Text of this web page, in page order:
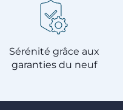
Sérénité grâce aux
garanties du neuf